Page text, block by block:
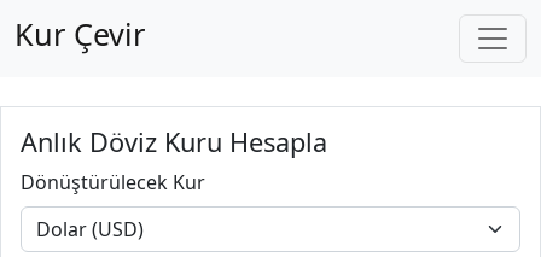
Kur Çevir
Anlık Döviz Kuru Hesapla
Dönüştürülecek Kur